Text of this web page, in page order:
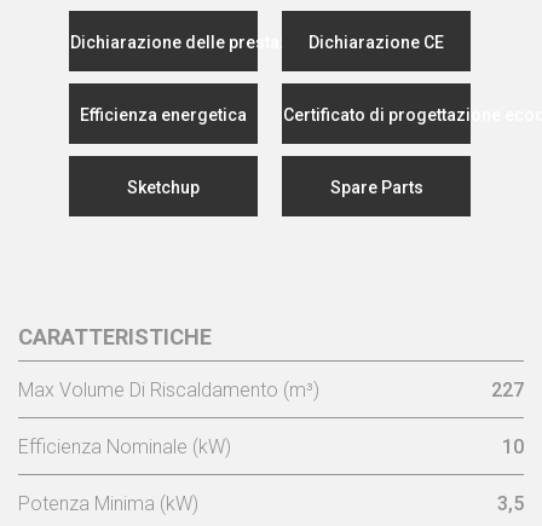
Dichiarazione delle prestazioniDichiarazione CE
Efficienza energetica Certificato di progettazione
Sketchup Spare Parts
CARATTERISTICHE
Max Volume Di Riscaldamento (m³) 227
Efficienza Nominale (kW) 10
Potenza Minima (kW) 3,5